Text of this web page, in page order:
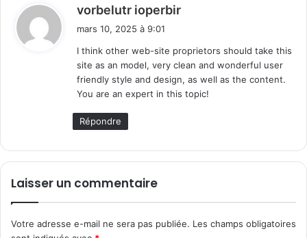
vorbelutr ioperbir
:
mars 10, 2025 à 9:01
I think other web-site proprietors should take this
site as an model, very clean and wonderful user
friendly style and design, as well as the content.
You are an expert in this topic!
Répondre
Laisser un commentaire
Votre adresse e-mail ne sera pas publiée. Les champs obligatoires